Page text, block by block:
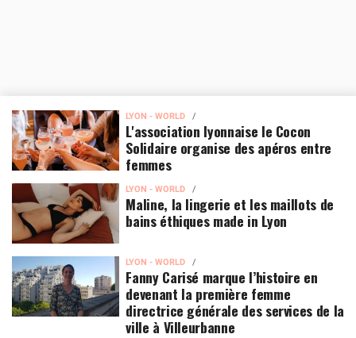
LYON - WORLD
L'association lyonnaise le Cocon
Solidaire organise des apéros entre
femmes
LYON - WORLD
Maline, la lingerie et les maillots de
bains éthiques made in Lyon
LYON - WORLD
Fanny Carisé marque l’histoire en
devenant la première femme
directrice générale des services de la
ville à Villeurbanne